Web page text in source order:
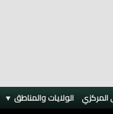
المركزي الولايات والمناطق ▼